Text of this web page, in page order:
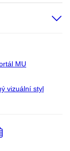
MU
vizuální styl
Přidat